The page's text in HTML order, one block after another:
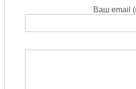
Ваш email